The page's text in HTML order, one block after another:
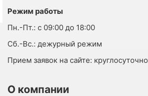
Режим работы
Пн.-Пт.: с 09:00 до 18:00
Cб.-Вс.: дежурный режим
Прием заявок на сайте: круглосуточно
О компании